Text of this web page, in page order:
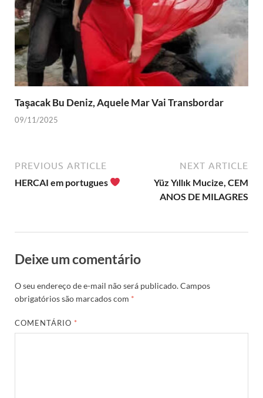
Taşacak Bu Deniz, Aquele Mar Vai Transbordar
09/11/2025
PREVIOUS ARTICLE
HERCAI em portugues
NEXT ARTICLE
Yüz Yıllık Mucize, CEM
ANOS DE MILAGRES
Deixe um comentário
O seu endereço de e-mail não será publicado.Campos
obrigatórios são marcados com *
COMENTÁRIO *